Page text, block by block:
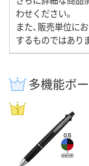
わせください。
また、販売単位に
するものではあり
多機能ボ